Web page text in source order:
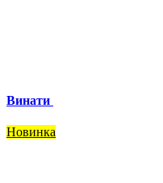
Винати
Новинка